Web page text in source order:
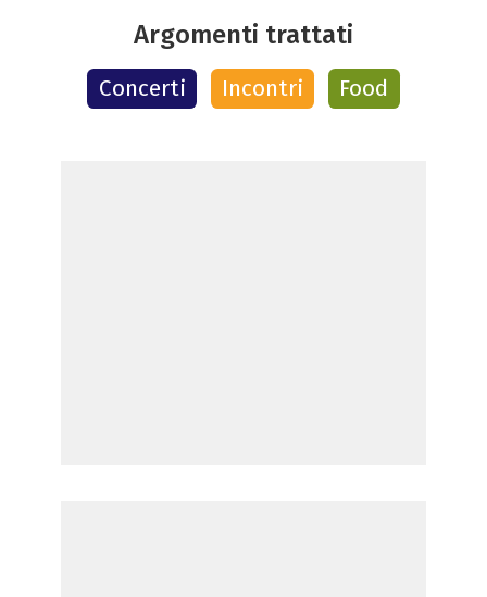
Argomenti trattati
Concerti Incontri Food